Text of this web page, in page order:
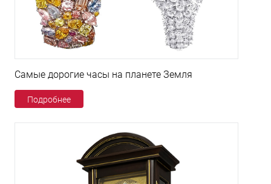
Самые дорогие часы на планете Земля
Подробнее